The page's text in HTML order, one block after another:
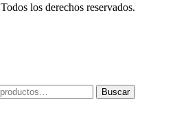
Todos los derechos reservados.
Buscar